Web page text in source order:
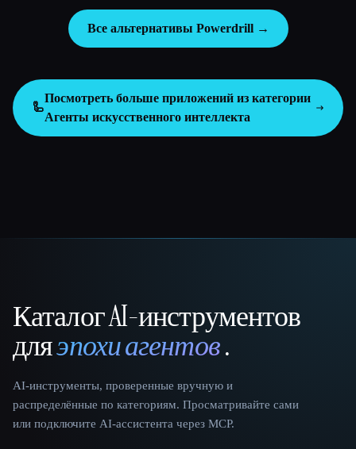
Все альтернативы Powerdrill →
🦾
Посмотреть больше приложений из категории
Агенты искусственного интеллекта
That AI Collection
Каталог AI-инструментов
дляэпохи агентов.
AI-инструменты, проверенные вручную и
распределённые по категориям. Просматривайте сами
или подключите AI-ассистента через MCP.